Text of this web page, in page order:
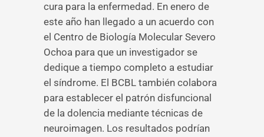
cura para la enfermedad. En enero de
este año han llegado a un acuerdo con
el Centro de Biología Molecular Severo
Ochoa para que un investigador se
dedique a tiempo completo a estudiar
el síndrome. El BCBL también colabora
para establecer el patrón disfuncional
de la dolencia mediante técnicas de
neuroimagen. Los resultados podrían